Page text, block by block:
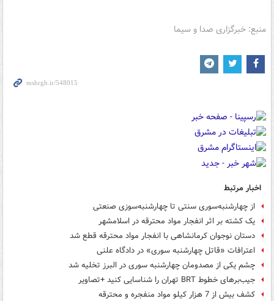
منبع: خبرگزاری صدا و سیما
اخبار مرتبط
از چهارشنبه‌سوری سنتی تا چهارشنبه‌سوزی صنعتی
یک کشته بر اثر انفجار مواد محترقه در اسلامشهر
دستان نوجوان کرمانشاهی با انفجار مواد محترقه قطع شد
اعترافات «قاتل چهارشنبه سوری» در دادگاه علنی
چشم یکی از مصدومان چهارشنبه سوری در البرز تخلیه شد
جیب‌بر‌های خطوط BRT تهران را شناسایی کنید +تصاویر
کشف بیش از 7 هزار کیلو مواد منفجره و محترقه